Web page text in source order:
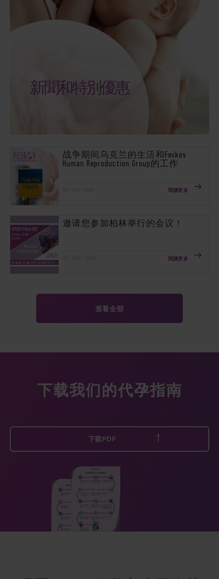
新聞和特別優惠
战争期间乌克兰的生活和Feskov
Human Reproduction Group的工作
閱讀更多
邀请您参加柏林举行的会议！
閱讀更多
查看全部
下载我们的代孕指南
下载PDF